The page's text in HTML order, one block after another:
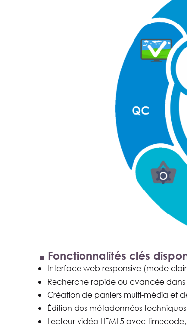
Fonctionnalités clés
Interface web responsive (mode
Recherche rapide ou avancée dans
Création de paniers multi-média et
Édition des métadonnées
Lecteur vidéo HTML5 avec